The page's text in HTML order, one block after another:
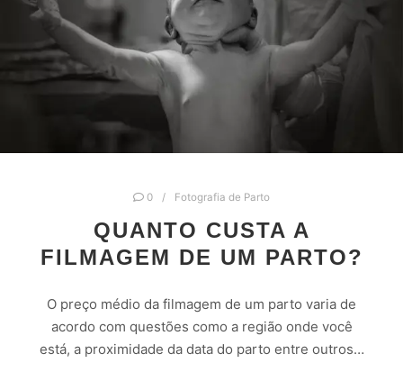
0 Fotografia de Parto
QUANTO CUSTA A
FILMAGEM DE UM PARTO?
O preço médio da filmagem de um parto varia de
acordo com questões como a região onde você
está, a proximidade da data do parto entre outros…